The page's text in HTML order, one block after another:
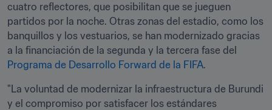
cuatro reflectores, que posibilitan que se jueguen
partidos por la noche. Otras zonas del estadio, como los
banquillos y los vestuarios, se han modernizado gracias
Programa de Desarrollo Forward de la FIFA.
"La voluntad de modernizar la infraestructura de Burundi
y el compromiso por satisfacer los estándares